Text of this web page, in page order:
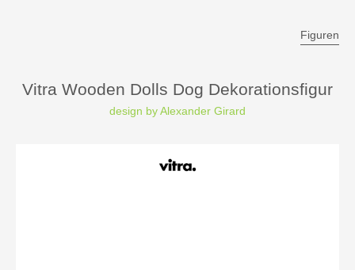
Figuren
Vitra Wooden Dolls Dog Dekorationsfigur
design by Alexander Girard